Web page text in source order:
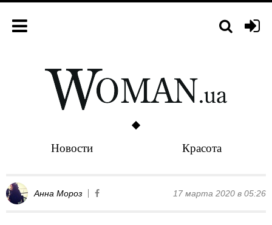
Новости Красота
Анна Мороз 17 марта 2020 в 05:26